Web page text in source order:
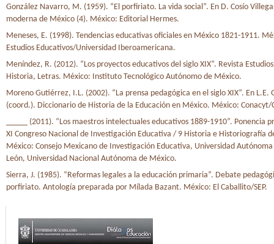
González Navarro, M. (1959). “El porfiriato. La vida social”. En D. Cosío
moderna de México (4). México: Editorial Hermes.
Meneses, E. (1998). Tendencias educativas oficiales en México 1821-1911.
Estudios Educativos/Universidad Iberoamericana.
Meníndez, R. (2012). “Los proyectos educativos del siglo XIX”. Revista
Historia, Letras. México: Instituto Tecnológico Autónomo de México.
Moreno Gutiérrez, I.L. (2002). “La prensa pedagógica en el siglo XIX”. En L.E.
(coord.). Diccionario de Historia de la Educación en México. México: Conacyt/
_____ (2011). “Los maestros intelectuales educativos 1889-1910”. Ponencia
XI Congreso Nacional de Investigación Educativa / 9 Historia e Historiografía
México: Consejo Mexicano de Investigación Educativa, Universidad
León, Universidad Nacional Autónoma de México.
Sierra, J. (1985). “Reformas legales a la educación primaria”. Debate
porfiriato. Antología preparada por Mílada Bazant. México: El Caballito/SEP.